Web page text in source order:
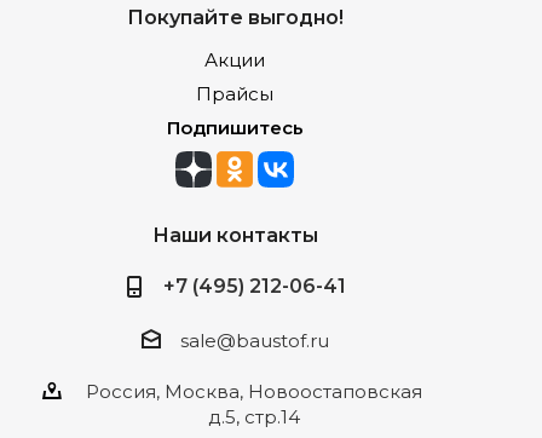
Покупайте выгодно!
Акции
Прайсы
Подпишитесь
Наши контакты
+7 (495) 212-06-41
sale@baustof.ru
Россия, Москва, Новоостаповская
д.5, стр.14